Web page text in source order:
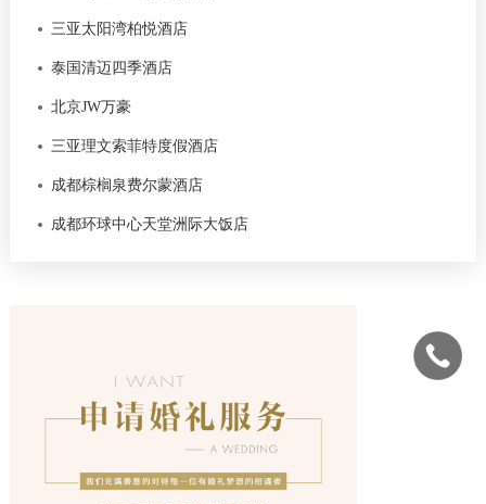
三亚太阳湾柏悦酒店
泰国清迈四季酒店
北京JW万豪
三亚理文索菲特度假酒店
成都棕榈泉费尔蒙酒店
成都环球中心天堂洲际大饭店